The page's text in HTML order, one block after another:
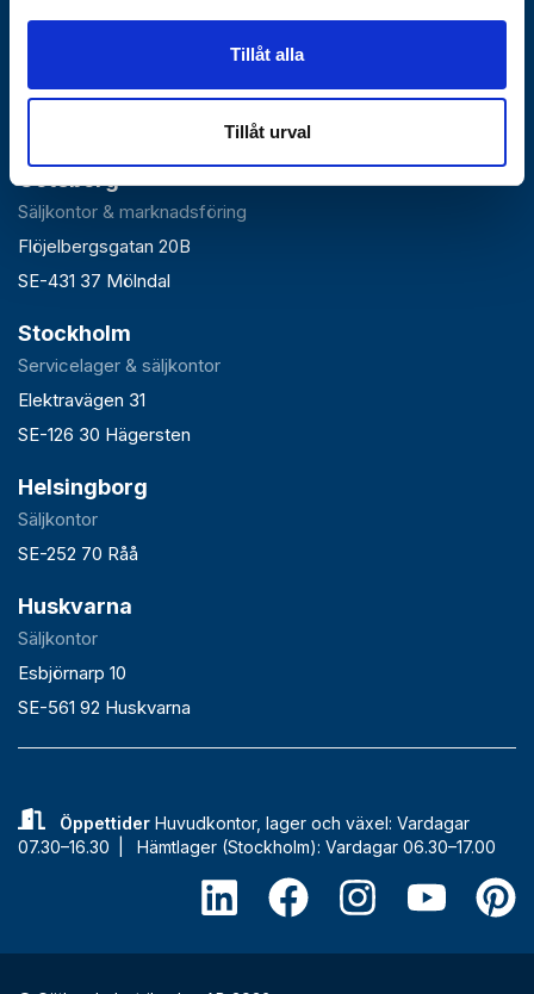
Tillåt alla
Tillåt urval
Falun
Huvudlager, kontor & växel
Roxnäsvägen 14
Göteborg
Säljkontor & marknadsföring
Flöjelbergsgatan 20B
SE-431 37 Mölndal
Stockholm
Servicelager & säljkontor
Elektravägen 31
SE-126 30 Hägersten
Helsingborg
Säljkontor
SE-252 70 Råå
Huskvarna
Säljkontor
Esbjörnarp 10
SE-561 92 Huskvarna
ÖppettiderHuvudkontor, lager och växel: Vardagar
07.30–16.30 | Hämtlager (Stockholm): Vardagar 06.30–17.00